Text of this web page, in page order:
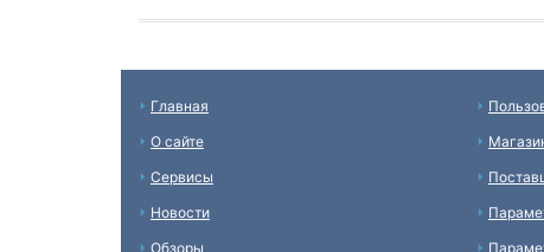
Главная
О сайте
Сервисы
Новости
Обзоры